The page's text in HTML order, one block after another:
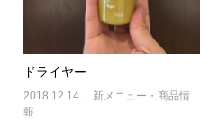
ドライヤー
2018.12.14
新メニュー・商品情
報